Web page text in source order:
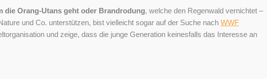
die Orang-Utans geht oder Brandrodung, welche den Regenwald vernichtet –
und Co. unterstützen, bist vielleicht sogar auf der Suche nach WWF
und zeige, dass die junge Generation keinesfalls das Interesse an